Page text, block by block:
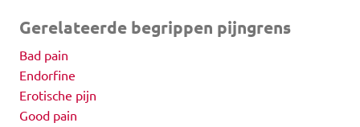
Gerelateerde begrippen pijngrens
Bad pain
Endorfine
Erotische pijn
Good pain